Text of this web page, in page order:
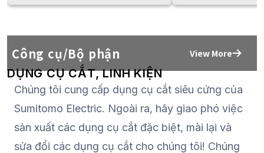
hợp nhất theo nhu cầu của khách
kích thước mong muốn, thời gian
công đoạn và đảm bảo chất lượng
trong quy trình. Ngay cả ở Việt Nam,
bạn cũng có thể giao phó công việc
đó cho các nhà thiết kế Nhật Bản.
sư thiết kế, chuyên
điện, điện tử và
thiết bị sản xuất,
xuất các giải pháp
cao năng suất ở
sản xuất.
Công cụ/Bộ phận View More
DỤNG CỤ CẮT, LINH KIỆN
Chúng tôi cung cấp dụng cụ cắt siêu cứng của
Sumitomo Electric. Ngoài ra, hãy giao phó việc
sản xuất các dụng cụ cắt đặc biệt, mài lại và
sửa đổi các dụng cụ cắt cho chúng tôi! Chúng